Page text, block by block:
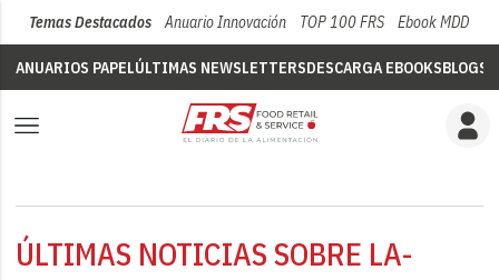
Temas Destacados Anuario Innovación TOP 100 FRS Ebook MDD
ANUARIOS PAPELÚLTIMAS NEWSLETTERSDESCARGA EBOOKSBLOGS
ÚLTIMAS NOTICIAS SOBRE LA-